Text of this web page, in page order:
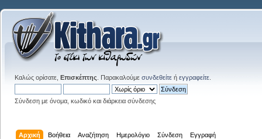
Καλώς ορίσατε, Επισκέπτης . Παρακαλούμε συνδεθείτε ή εγγραφείτε
Σύνδεση με όνομα, κωδικό και διάρκεια σύνδεσης
Αρχική Βοήθεια Αναζήτηση Ημερολόγιο Σύνδεση Εγγραφή